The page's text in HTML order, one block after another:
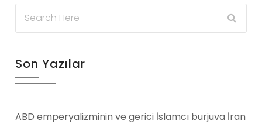
Son Yazılar
ABD emperyalizminin ve gerici İslamcı burjuva İran